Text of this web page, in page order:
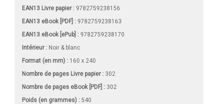
EAN13 Livre papier : 9782759238156
EAN13 eBook [PDF] : 9782759238163
EAN13 eBook [ePub] : 9782759238170
Intérieur : Noir & blanc
Format (en mm) : 160 x 240
Nombre de pages Livre papier: 302
Nombre de pages eBook [PDF] : 302
Poids (en grammes) : 540